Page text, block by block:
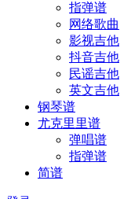
指弹谱
网络歌曲
影视吉他
抖音吉他
民谣吉他
英文吉他
钢琴谱
尤克里里谱
弹唱谱
指弹谱
简谱